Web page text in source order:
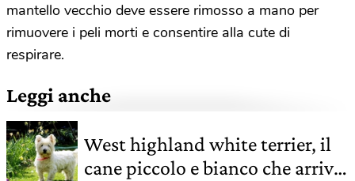
mantello vecchio deve essere rimosso a mano per
rimuovere i peli morti e consentire alla cute di
respirare.
Leggi anche
West highland white terrier, il
cane piccolo e bianco che arriva